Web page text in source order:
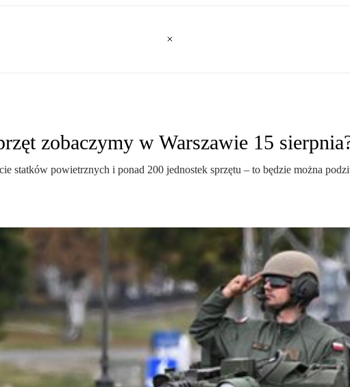
zobaczymy w Warszawie 15
statków powietrznych i ponad 200 jednostek sprzętu – to będzie można